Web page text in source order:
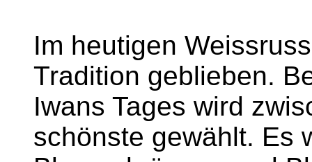
Im heutigen
Tradition geblieben.
Iwans Tages wird
schönste gewählt. Es